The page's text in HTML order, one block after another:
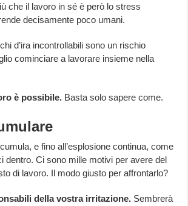
che il lavoro in sé è però lo stress
decisamente poco umani.
d’ira incontrollabili sono un rischio
cominciare a lavorare insieme nella
è possibile. Basta solo sapere come.
e fino all’esplosione continua, come
dentro. Ci sono mille motivi per avere del
di lavoro. Il modo giusto per affrontarlo?
della vostra irritazione. Sembrerà